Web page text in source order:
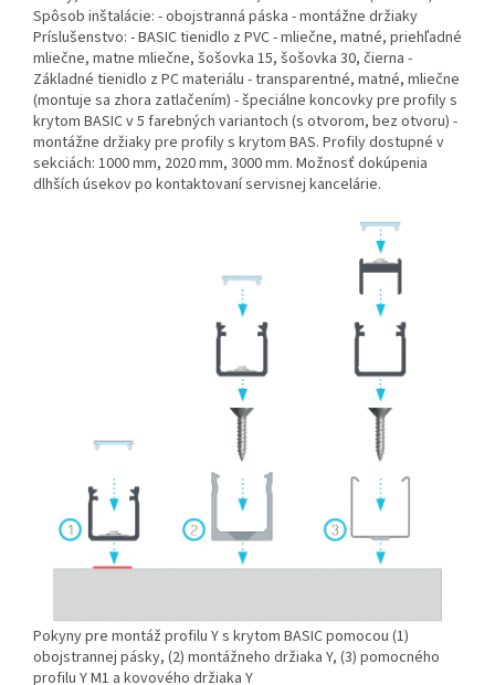
Spôsob inštalácie: - obojstranná páska - montážne držiaky
Príslušenstvo: - BASIC tienidlo z PVC - mliečne, matné, priehľadné
mliečne, matne mliečne, šošovka 15, šošovka 30, čierna -
Základné tienidlo z PC materiálu - transparentné, matné, mliečne
(montuje sa zhora zatlačením) - špeciálne koncovky pre profily s
krytom BASIC v 5 farebných variantoch (s otvorom, bez otvoru) -
montážne držiaky pre profily s krytom BAS. Profily dostupné v
sekciách: 1000 mm, 2020 mm, 3000 mm. Možnosť dokúpenia
dlhších úsekov po kontaktovaní servisnej kancelárie.
Pokyny pre montáž profilu Y s krytom BASIC pomocou (1)
obojstrannej pásky, (2) montážneho držiaka Y, (3) pomocného
profilu Y M1 a kovového držiaka Y